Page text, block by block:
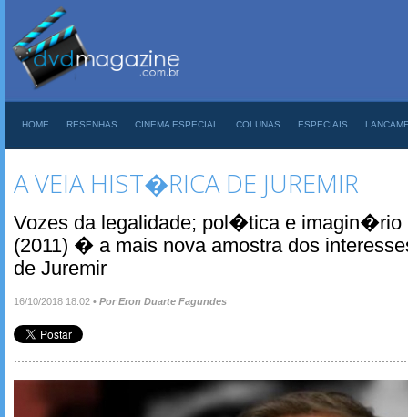
HOME RESENHAS CINEMA ESPECIAL COLUNAS ESPECIAIS
A VEIA HIST�RICA DE JUREMIR
Vozes da legalidade; pol�tica e
(2011) � a mais nova amostra dos
de Juremir
16/10/2018 18:02 • Por Eron Duarte Fagundes